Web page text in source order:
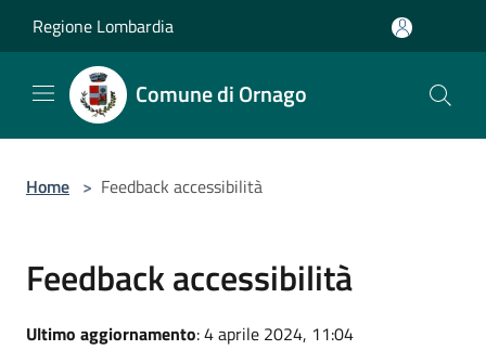
Regione Lombardia
Comune di Ornago
Home > Feedback accessibilità
Feedback accessibilità
Ultimo aggiornamento: 4 aprile 2024, 11:04